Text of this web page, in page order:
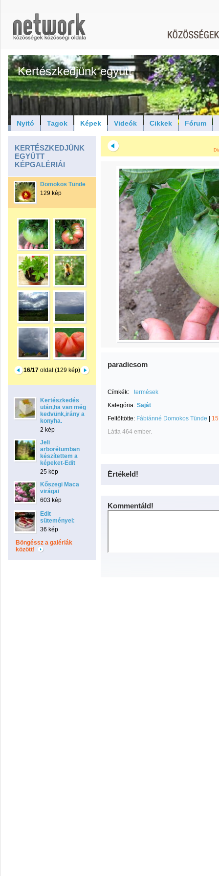
Kertészkedjünk együtt
Nyitó Tagok Képek Videók Cikkek Fórum
KERTÉSZKEDJÜNK
EGYÜTT
KÉPGALÉRIÁI
Domokos Tünde
129 kép
16/17 oldal (129 kép)
Kertészkedés
után,ha van még
kedvünk,irány a
konyha.
2 kép
Jeli
arborétumban
készítettem a
képeket-Edit
25 kép
Kőszegi Maca
virágai
603 kép
Edit
süteményei:
36 kép
Böngéssz a galériák
között!
paradicsom
Címkék:
termések
Kategória: Saját
Feltöltötte: Fábiánné Domokos Tünde
Látta 464 ember.
Értékeld!
Kommentáld!